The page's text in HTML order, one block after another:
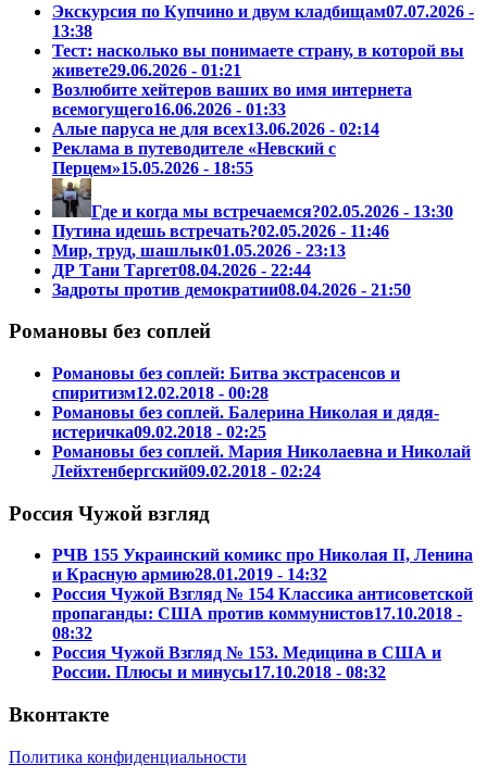
Экскурсия по Купчино и двум кладбищам07.07.2026 -
13:38
Тест: насколько вы понимаете страну, в которой вы
живете29.06.2026 - 01:21
Возлюбите хейтеров ваших во имя интернета
всемогущего16.06.2026 - 01:33
Алые паруса не для всех13.06.2026 - 02:14
Реклама в путеводителе «Невский с
Перцем»15.05.2026 - 18:55
Где и когда мы встречаемся?02.05.2026 - 13:30
Путина идешь встречать?02.05.2026 - 11:46
Мир, труд, шашлык01.05.2026 - 23:13
ДР Тани Таргет08.04.2026 - 22:44
Задроты против демократии08.04.2026 - 21:50
Романовы без соплей
Романовы без соплей: Битва экстрасенсов и
спиритизм12.02.2018 - 00:28
Романовы без соплей. Балерина Николая и дядя-
истеричка09.02.2018 - 02:25
Романовы без соплей. Мария Николаевна и Николай
Лейхтенбергский09.02.2018 - 02:24
Россия Чужой взгляд
РЧВ 155 Украинский комикс про Николая II, Ленина
и Красную армию28.01.2019 - 14:32
Россия Чужой Взгляд № 154 Классика антисоветской
пропаганды: США против коммунистов17.10.2018 -
08:32
Россия Чужой Взгляд № 153. Медицина в США и
России. Плюсы и минусы17.10.2018 - 08:32
Вконтакте
Политика конфиденциальности